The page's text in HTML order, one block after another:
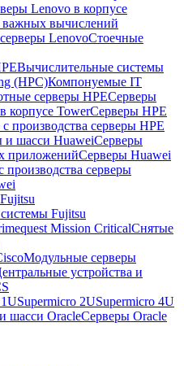
Lenovo в корпусе
важных вычислений
LenovoСтоечные
Вычислительные системы
(HPC)Компонуемые IT
серверы HPEСерверы
корпусе TowerСерверы HPE
производства серверы HPE
и шасси HuaweiСерверы
приложенийСерверы Huawei
производства серверы
Fujitsu
Mission CriticalСнятые
Модульные серверы
устройства и
Supermicro 2USupermicro 4U
шасси OracleСерверы Oracle